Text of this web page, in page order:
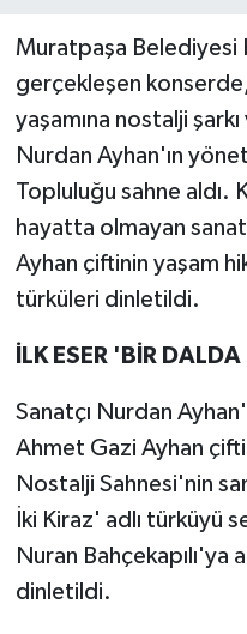
Muratpaşa Belediyesi
gerçekleşen
yaşamına nostalji
Nurdan Ayhan'ın
Topluluğu sahne aldı.
hayatta olmayan
Ayhan çiftinin yaşam
türküleri dinletildi.
İLK ESER 'BİR
Sanatçı Nurdan
Ahmet Gazi Ayhan
Nostalji Sahnesi'nin
İki Kiraz' adlı türküyü
Nuran
dinletildi.
YAZARLAR
RESMİ İLAN
MAGAZİN